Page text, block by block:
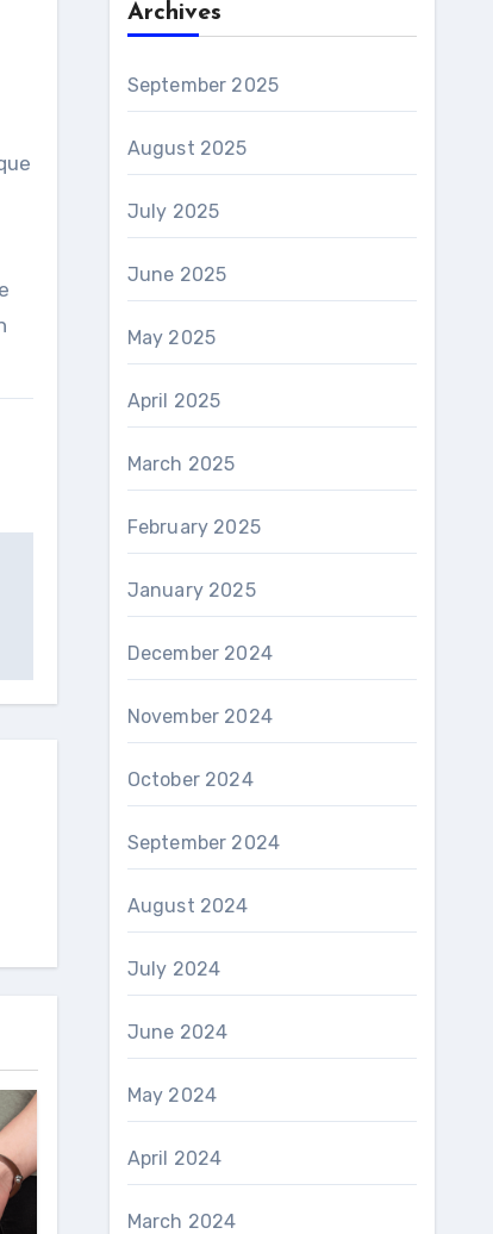
Archives
September 2025
August 2025
July 2025
June 2025
May 2025
April 2025
March 2025
February 2025
January 2025
December 2024
November 2024
October 2024
September 2024
August 2024
July 2024
June 2024
May 2024
April 2024
March 2024